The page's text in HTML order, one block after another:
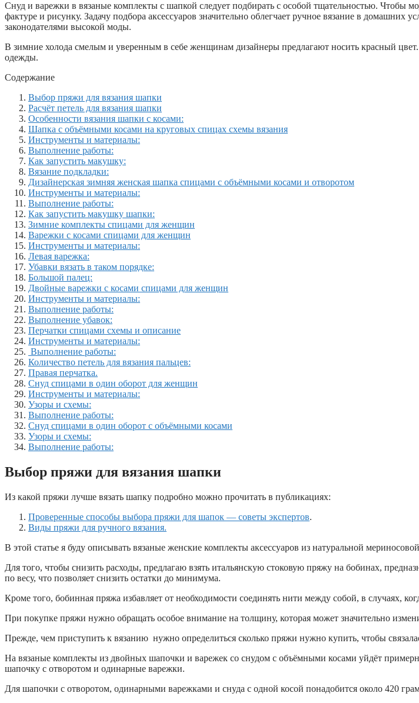
Снуд и варежки в вязаные комплекты с шапкой следует подбирать с особой тщательностью. Чтобы
фактуре и рисунку. Задачу подбора аксессуаров значительно облегчает ручное вязание в домашних
законодателями высокой моды.
В зимние холода смелым и уверенным в себе женщинам дизайнеры предлагают носить красный
одежды.
Содержание
Выбор пряжи для вязания шапки
Расчёт петель для вязания шапки
Особенности вязания шапки с косами:
Шапка с объёмными косами на круговых спицах схемы вязания
Инструменты и материалы:
Выполнение работы:
Как запустить макушку:
Вязание подкладки:
Дизайнерская зимняя женская шапка спицами с объёмными косами и отворотом
Инструменты и материалы:
Выполнение работы:
Как запустить макушку шапки:
Зимние комплекты спицами для женщин
Варежки с косами спицами для женщин
Инструменты и материалы:
Левая варежка:
Убавки вязать в таком порядке:
Большой палец:
Двойные варежки с косами спицами для женщин
Инструменты и материалы:
Выполнение работы:
Выполнение убавок:
Перчатки спицами схемы и описание
Инструменты и материалы:
Выполнение работы:
Количество петель для вязания пальцев:
Правая перчатка.
Снуд спицами в один оборот для женщин
Инструменты и материалы:
Узоры и схемы:
Выполнение работы:
Снуд спицами в один оборот с объёмными косами
Узоры и схемы:
Выполнение работы:
Выбор пряжи для вязания шапки
Из какой пряжи лучше вязать шапку подробно можно прочитать в публикациях:
Проверенные способы выбора пряжи для шапок — советы экспертов.
Виды пряжи для ручного вязания.
В этой статье я буду описывать вязаные женские комплекты аксессуаров из натуральной
Для того, чтобы снизить расходы, предлагаю взять итальянскую стоковую пряжу на бобинах,
по весу, что позволяет снизить остатки до минимума.
Кроме того, бобинная пряжа избавляет от необходимости соединять нити между собой, в случаях,
При покупке пряжи нужно обращать особое внимание на толщину, которая может значительно
Прежде, чем приступить к вязанию нужно определиться сколько пряжи нужно купить, чтобы
На вязаные комплекты из двойных шапочки и варежек со снудом с объёмными косами уйдёт
шапочку с отворотом и одинарные варежки.
Для шапочки с отворотом, одинарными варежками и снуда с одной косой понадобится около 420